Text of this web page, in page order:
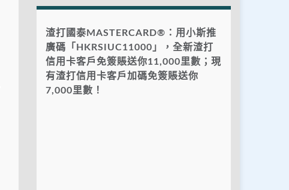
渣打國泰MASTERCARD®：用小斯推
廣碼「HKRSIUC11000」，全新渣打
信用卡客戶免簽賬送你11,000里數；現
有渣打信用卡客戶加碼免簽賬送你
7,000里數！